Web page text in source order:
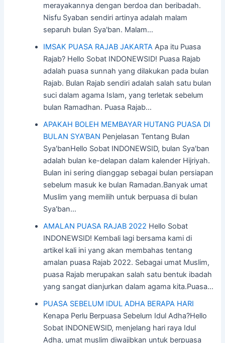
merayakannya dengan berdoa dan beribadah.
Nisfu Syaban sendiri artinya adalah malam
separuh bulan Sya'ban. Malam…
IMSAK PUASA RAJAB JAKARTA Apa itu Puasa
Rajab? Hello Sobat INDONEWSID! Puasa Rajab
adalah puasa sunnah yang dilakukan pada bulan
Rajab. Bulan Rajab sendiri adalah salah satu bulan
suci dalam agama Islam, yang terletak sebelum
bulan Ramadhan. Puasa Rajab…
APAKAH BOLEH MEMBAYAR HUTANG PUASA DI
BULAN SYA'BAN Penjelasan Tentang Bulan
Sya'banHello Sobat INDONEWSID, bulan Sya'ban
adalah bulan ke-delapan dalam kalender Hijriyah.
Bulan ini sering dianggap sebagai bulan persiapan
sebelum masuk ke bulan Ramadan.Banyak umat
Muslim yang memilih untuk berpuasa di bulan
Sya'ban…
AMALAN PUASA RAJAB 2022 Hello Sobat
INDONEWSID! Kembali lagi bersama kami di
artikel kali ini yang akan membahas tentang
amalan puasa Rajab 2022. Sebagai umat Muslim,
puasa Rajab merupakan salah satu bentuk ibadah
yang sangat dianjurkan dalam agama kita.Puasa…
PUASA SEBELUM IDUL ADHA BERAPA HARI
Kenapa Perlu Berpuasa Sebelum Idul Adha?Hello
Sobat INDONEWSID, menjelang hari raya Idul
Adha, umat muslim diwajibkan untuk berpuasa